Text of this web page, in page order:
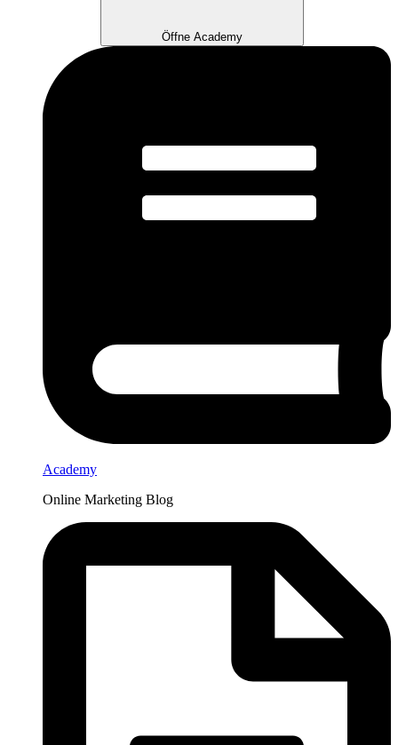
Öffne Academy
Academy
Online Marketing Blog